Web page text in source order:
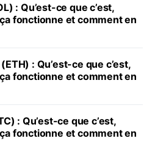
: Qu’est-ce que c’est,
fonctionne et comment en
: Qu’est-ce que c’est,
fonctionne et comment en
: Qu’est-ce que c’est,
fonctionne et comment en